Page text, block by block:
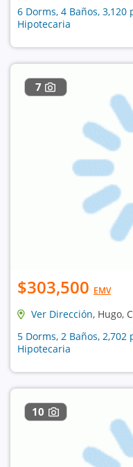
6 Dorms, 4 Baños,
Hipotecaria
7
$303,500 EMV
Ver Dirección, Hugo,
5 Dorms, 2 Baños,
Hipotecaria
10